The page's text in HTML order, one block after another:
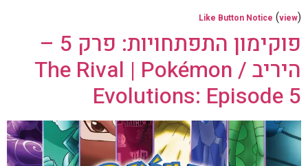
Like Button Notice (view)
פוקימון התפתחויות: פרק 5 –
היריב / The Rival | Pokémon
Evolutions: Episode 5